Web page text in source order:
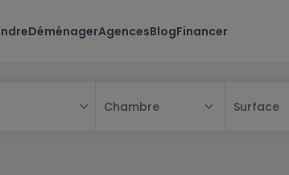
DéménagerAgencesBlogFinancer
Chambre Surface